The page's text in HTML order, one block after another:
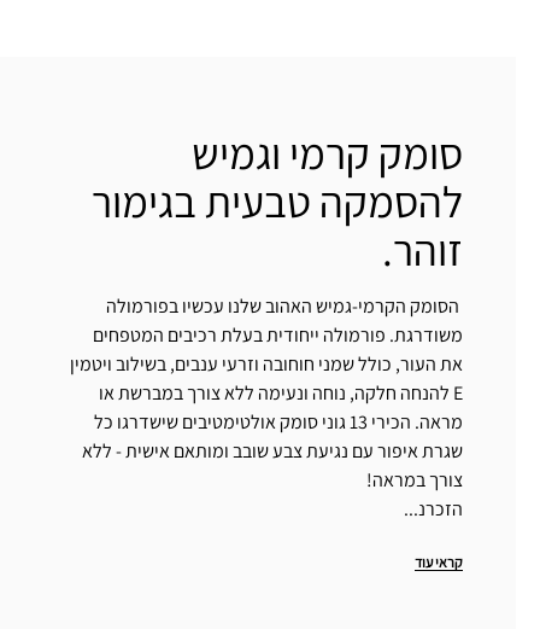
סומק קרמי וגמיש
להסמקה טבעית בגימור
זוהר.
הסומק הקרמי-גמיש האהוב שלנו עכשיו בפורמולה
משודרגת. פורמולה ייחודית בעלת רכיבים המטפחים
את העור, כולל שמני חוחובה וזרעי ענבים, בשילוב ויטמין
E להנחה חלקה, נוחה ונעימה ללא צורך במברשת או
מראה. הכירי 13 גוני סומק אולטימטיבים שישדרגו כל
שגרת איפור עם נגיעת צבע שובב ומותאם אישית - ללא
צורך במראה!
הזכרנ...
קראי עוד